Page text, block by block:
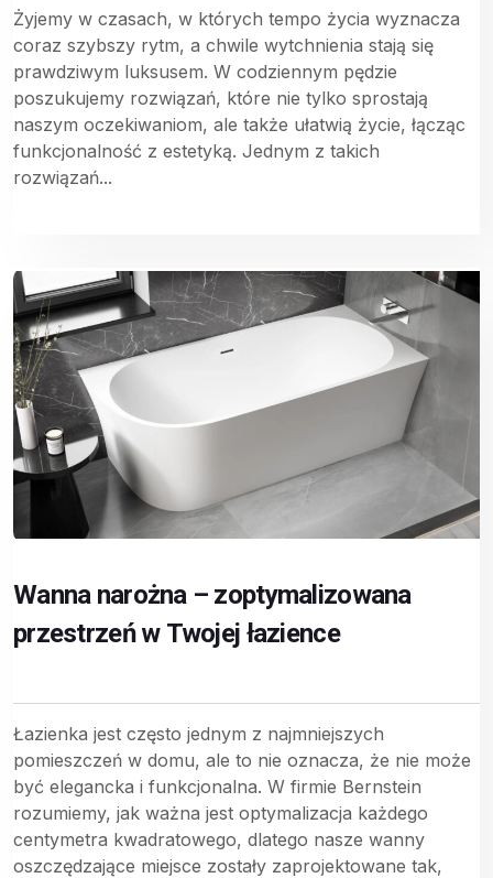
Żyjemy w czasach, w których tempo życia wyznacza
coraz szybszy rytm, a chwile wytchnienia stają się
prawdziwym luksusem. W codziennym pędzie
poszukujemy rozwiązań, które nie tylko sprostają
naszym oczekiwaniom, ale także ułatwią życie, łącząc
funkcjonalność z estetyką. Jednym z takich
rozwiązań...
Wanna narożna – zoptymalizowana
przestrzeń w Twojej łazience
Łazienka jest często jednym z najmniejszych
pomieszczeń w domu, ale to nie oznacza, że nie może
być elegancka i funkcjonalna. W firmie Bernstein
rozumiemy, jak ważna jest optymalizacja każdego
centymetra kwadratowego, dlatego nasze wanny
oszczędzające miejsce zostały zaprojektowane tak,